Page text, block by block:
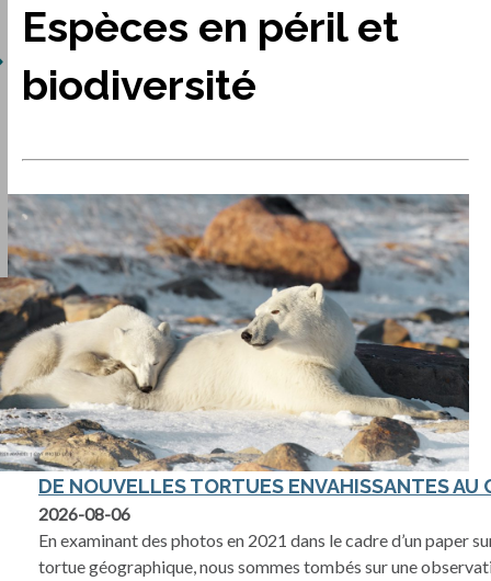
Espèces en péril et
biodiversité
DE NOUVELLES TORTUES ENVAHISSANTES AU
s’ouvre dans un nouvel onglet
2026-08-06
En examinant des photos en 2021 dans le cadre d’un paper
tortue géographique, nous sommes tombés sur une